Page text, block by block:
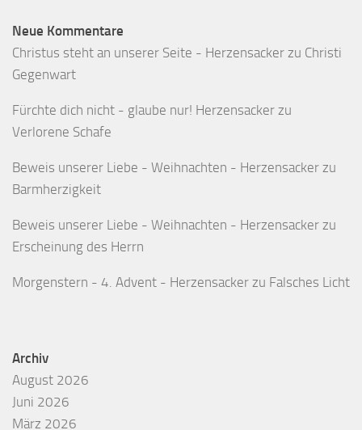
Neue Kommentare
Christus steht an unserer Seite - Herzensacker zu Christi
Gegenwart
Fürchte dich nicht - glaube nur! Herzensacker zu
Verlorene Schafe
Beweis unserer Liebe - Weihnachten - Herzensacker zu
Barmherzigkeit
Beweis unserer Liebe - Weihnachten - Herzensacker zu
Erscheinung des Herrn
Morgenstern - 4. Advent - Herzensacker zu Falsches Licht
Archiv
August 2026
Juni 2026
März 2026